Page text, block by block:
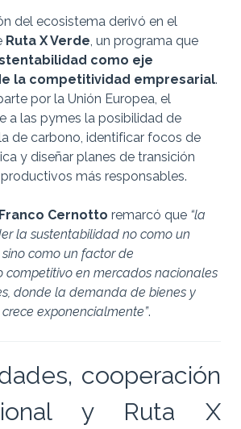
del ecosistema derivó en el
Ruta X Verde, un programa que
como eje
la competitividad empresarial.
por la Unión Europea, el
a las pymes la posibilidad de
de carbono, identificar focos de
y diseñar planes de transición
más responsables.
Franco Cernotto remarcó que “la
la sustentabilidad no como un
como un factor de
competitivo en mercados nacionales
donde la demanda de bienes y
exponencialmente”.
cooperación
y Ruta X